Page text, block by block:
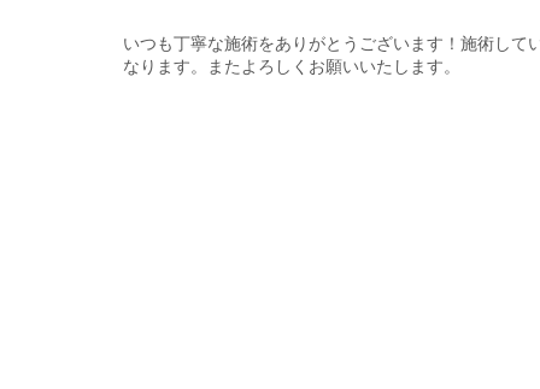
いつも丁寧な施術をありがとうございます！施術し
なります。またよろしくお願いいたします。